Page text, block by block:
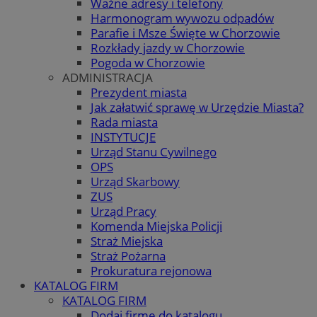
Harmonogram wywozu odpadów
Parafie i Msze Święte w Chorzowie
Rozkłady jazdy w Chorzowie
Pogoda w Chorzowie
ADMINISTRACJA
Prezydent miasta
Jak załatwić sprawę w Urzędzie Miasta?
Rada miasta
INSTYTUCJE
Urząd Stanu Cywilnego
OPS
Urząd Skarbowy
ZUS
Urząd Pracy
Komenda Miejska Policji
Straż Miejska
Straż Pożarna
Prokuratura rejonowa
KATALOG FIRM
KATALOG FIRM